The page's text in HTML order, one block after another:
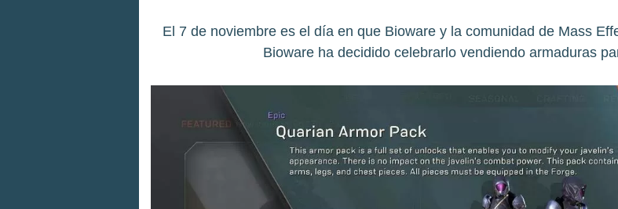
El 7 de noviembre es el día en que Bioware y la comunidad de Mass
Bioware ha decidido celebrarlo vendiendo armaduras